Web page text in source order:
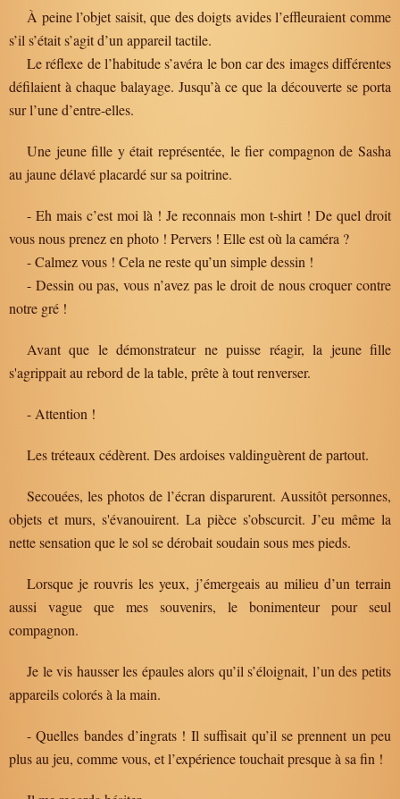
À peine l’objet saisit, que des doigts avides l’effleuraient comme
s’il s’était s’agit d’un appareil tactile.
Le réflexe de l’habitude s’avéra le bon car des images différentes
défilaient à chaque balayage. Jusqu’à ce que la découverte se porta
sur l’une d’entre-elles.
Une jeune fille y était représentée, le fier compagnon de Sasha
au jaune délavé placardé sur sa poitrine.
- Eh mais c’est moi là ! Je reconnais mon t-shirt ! De quel droit
vous nous prenez en photo ! Pervers ! Elle est où la caméra ?
- Calmez vous ! Cela ne reste qu’un simple dessin !
- Dessin ou pas, vous n’avez pas le droit de nous croquer contre
notre gré !
Avant que le démonstrateur ne puisse réagir, la jeune fille
s'agrippait au rebord de la table, prête à tout renverser.
- Attention !
Les tréteaux cédèrent. Des ardoises valdinguèrent de partout.
Secouées, les photos de l’écran disparurent. Aussitôt personnes,
objets et murs, s'évanouirent. La pièce s’obscurcit. J’eu même la
nette sensation que le sol se dérobait soudain sous mes pieds.
Lorsque je rouvris les yeux, j’émergeais au milieu d’un terrain
aussi vague que mes souvenirs, le bonimenteur pour seul
compagnon.
Je le vis hausser les épaules alors qu’il s’éloignait, l’un des petits
appareils colorés à la main.
- Quelles bandes d’ingrats ! Il suffisait qu’il se prennent un peu
plus au jeu, comme vous, et l’expérience touchait presque à sa fin !